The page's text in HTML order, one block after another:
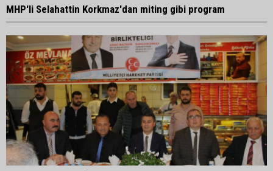
MHP'li Selahattin Korkmaz'dan miting gibi program